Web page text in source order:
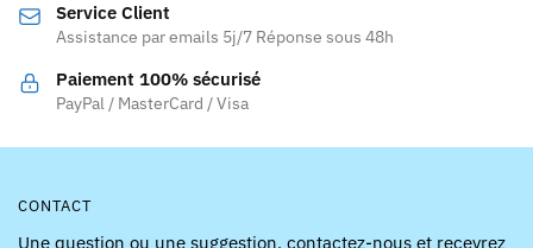
sur
Service Client
Assistance par emails 5j/7 Réponse sous 48h
Paiement 100% sécurisé
PayPal / MasterCard / Visa
CONTACT
Une question ou une suggestion, contactez-nous et recevrez